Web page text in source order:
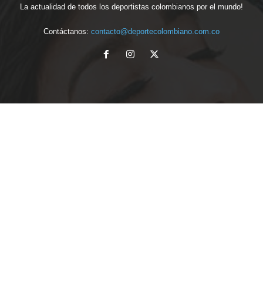
La actualidad de todos los deportistas colombianos por el mundo!
Contáctanos: contacto@deportecolombiano.com.co